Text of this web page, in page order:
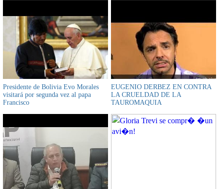
Presidente de Bolivia Evo Morales
visitará por segunda vez al papa
Francisco
EUGENIO DERBEZ EN CONTRA
LA CRUELDAD DE LA
TAUROMAQUIA